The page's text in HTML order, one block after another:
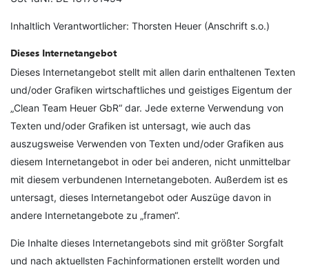
Inhaltlich Verantwortlicher: Thorsten Heuer (Anschrift s.o.)
Dieses Internetangebot
Dieses Internetangebot stellt mit allen darin enthaltenen Texten
und/oder Grafiken wirtschaftliches und geistiges Eigentum der
„Clean Team Heuer GbR“ dar. Jede externe Verwendung von
Texten und/oder Grafiken ist untersagt, wie auch das
auszugsweise Verwenden von Texten und/oder Grafiken aus
diesem Internetangebot in oder bei anderen, nicht unmittelbar
mit diesem verbundenen Internetangeboten. Außerdem ist es
untersagt, dieses Internetangebot oder Auszüge davon in
andere Internetangebote zu „framen“.
Die Inhalte dieses Internetangebots sind mit größter Sorgfalt
und nach aktuellsten Fachinformationen erstellt worden und